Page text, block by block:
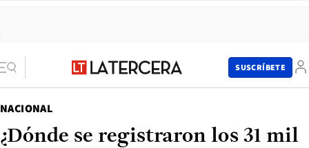
SUSCRÍBETE
NACIONAL
¿Dónde se registraron los 31 mil